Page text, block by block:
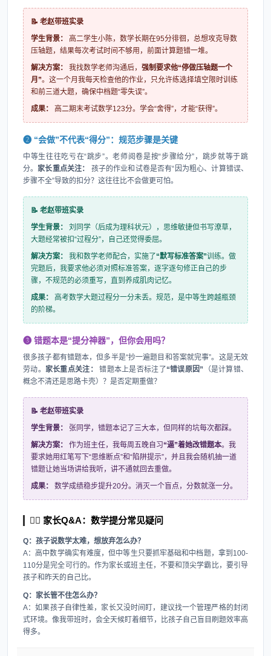
📝 老赵带班实录
学生背景：
高二学生小陈，数学长期在95分徘徊，总想攻克导数
压轴题，结果每次考试时间不够用，前面计算题错一堆。
解决方案：
我找数学老师沟通后， 强制要求他“停做压轴题一个
月”。这一个月我每天检查他的作业，只允许练选择填空限时训练
和前三道大题，确保中档题“零失误”。
成果：
高二期末考试数学123分。学会“舍得”，才能“获得”。
❷ “会做”不代表“得分”：规范步骤是关键
中等生往往吃亏在“跳步”。老师阅卷是按“步骤给分”，跳步就等于跳
分。家长重点关注：
孩子的作业和试卷是否有“因为粗心、计算错误、
步骤不全”导致的扣分？这往往比不会做更可怕。
📝 老赵带班实录
学生背景：
刘同学（后成为理科状元），思维敏捷但书写潦草，
大题经常被扣“过程分”，自己还觉得委屈。
解决方案：
我和数学老师配合，实施了“默写标准答案”训练。做
完题后，我要求他必须对照标准答案，逐字逐句修正自己的步
骤，不规范的必须重写，直到养成肌肉记忆。
成果：
高考数学大题过程分一分未丢。规范，是中等生跨越瓶颈
的阶梯。
❸ 错题本是“提分神器”，但你会用吗？
很多孩子都有错题本，但多半是“抄一遍题目和答案就完事”。这是无效
劳动。 家长重点关注： 错题本上是否标注了 “错误原因” （是计算错、
概念不清还是思路卡壳）？是否定期重做？
📝 老赵带班实录
学生背景：
张同学，错题本记了三大本，但同样的坑每次都踩。
解决方案：
作为班主任，我每周五晚自习“逼”着她改错题本。我
要求她用红笔写下“思维断点”和“陷阱提示”，并且我会随机抽一道
错题让她当场讲给我听，讲不通就回去重做。
成果：
数学成绩稳步提升20分。消灭一个盲点，分数就涨一分。
🙋‍♀️ 家长Q&A：数学提分常见疑问
Q：孩子说数学太难，想放弃怎么办？
A：高中数学确实有难度，但中等生只要抓牢基础和中档题，拿到100-
110分是完全可行的。作为家长或班主任，不要和顶尖学霸比，要引导
孩子和昨天的自己比。
Q：家长管不住怎么办？
A：如果孩子自律性差，家长又没时间盯，建议找一个管理严格的封闭
式环境。像我带班时，会全天候盯着细节，比孩子自己盲目刷题效率高
得多。